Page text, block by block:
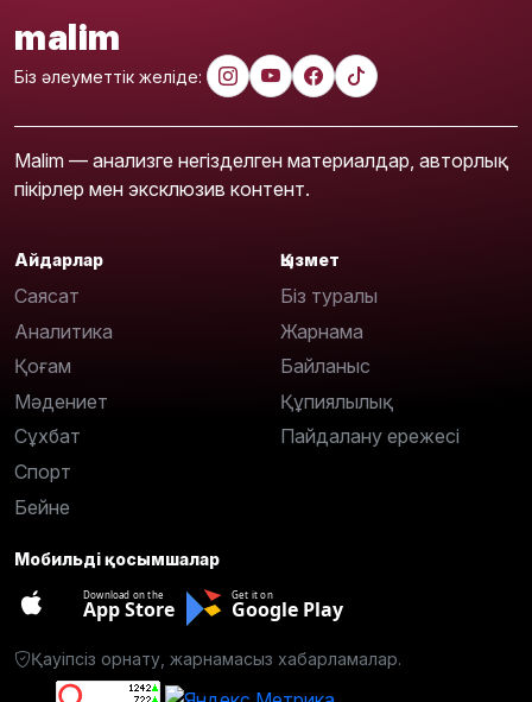
malim
Біз әлеуметтік желіде:
Malim — анализге негізделген материалдар, авторлық
пікірлер мен эксклюзив контент.
Айдарлар
Саясат
Аналитика
Қоғам
Мәдениет
Сұхбат
Спорт
Бейне
Қызмет
Біз туралы
Жарнама
Байланыс
Құпиялылық
Пайдалану ережесі
Мобильді қосымшалар
Download on the
App Store
Get it on
Google Play
Қауіпсіз орнату, жарнамасыз хабарламалар.